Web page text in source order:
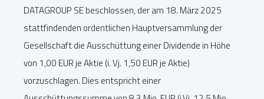
DATAGROUP SE beschlossen, der am 18. März 2025
stattfindenden ordentlichen Hauptversammlung der
Gesellschaft die Ausschüttung einer Dividende in Höhe
von 1,00 EUR je Aktie (i. Vj. 1,50 EUR je Aktie)
vorzuschlagen. Dies entspricht einer